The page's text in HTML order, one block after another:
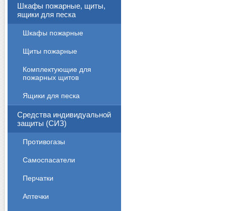
Шкафы пожарные, щиты,
ящики для песка
Шкафы пожарные
Щиты пожарные
Комплектующие для
пожарных щитов
Ящики для песка
Средства индивидуальной
защиты (СИЗ)
Противогазы
Cамоспасатели
Перчатки
Аптечки